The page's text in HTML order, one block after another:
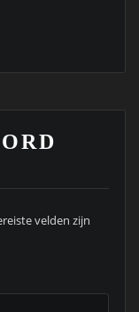
velden zijn